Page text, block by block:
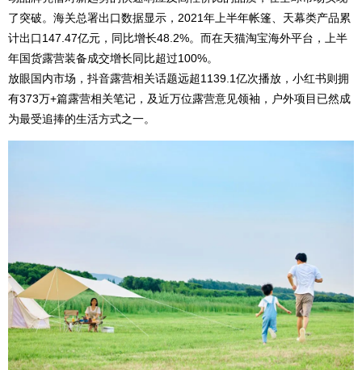
了突破。海关总署出口数据显示，2021年上半年帐篷、天幕类产品累
计出口147.47亿元，同比增长48.2%。而在天猫淘宝海外平台，上半
年国货露营装备成交增长同比超过100%。
放眼国内市场，抖音露营相关话题远超1139.1亿次播放，小红书则拥
有373万+篇露营相关笔记，及近万位露营意见领袖，户外项目已然成
为最受追捧的生活方式之一。